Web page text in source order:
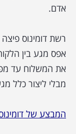
אדם.
רשת דומינוס
אפס מגע בין
את המשלוח עד
מבלי ליצור כלל
המבצע של